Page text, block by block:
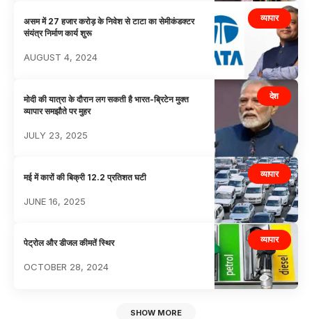
व्यापार
असम में 27 हजार करोड़ के निवेश से टाटा का सेमीकंडक्टर
संयंत्र निर्माण कार्य शुरू
AUGUST 4, 2024
देश
मोदी की यात्रा के दौरान लग सकती है भारत-ब्रिटेन मुक्त
व्यापार समझौते पर मुहर
JULY 23, 2025
व्यापार
मई में कारों की बिक्री 12.2 प्रतिशत घटी
JUNE 16, 2025
व्यापार
पेट्रोल और डीजल कीमतें स्थिर
OCTOBER 28, 2024
SHOW MORE